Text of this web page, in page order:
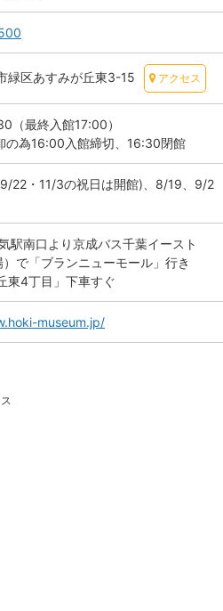
緑区あすみが丘東3-15 アクセス
（最終入館17:00）
の為16:00入館締切、16:30閉館
22・11/3の祝日は開館)、8/19、9/2
駅南口より京成バス千葉イースト
）で「ブランニューモール」行き
東4丁目」下車すぐ
museum.jp/